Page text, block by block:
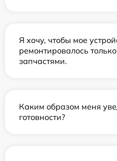
Я хочу, чтобы мое
ремонтировалось
запчастями.
Каким образом меня
готовности?